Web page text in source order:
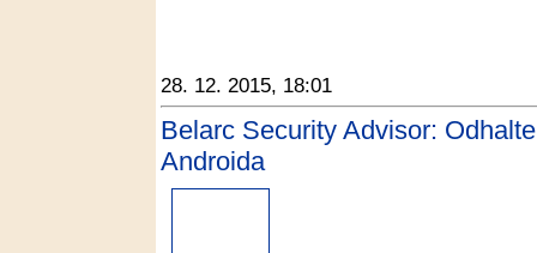
28. 12. 2015, 18:01
Belarc Security Advisor:
Androida